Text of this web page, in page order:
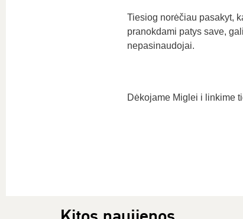
Tiesiog norėčiau pasakyt,
pranokdami patys save,
nepasinaudojai.
Dėkojame Miglei i linkime